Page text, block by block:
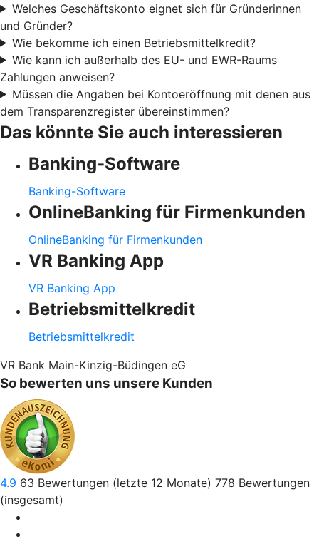
Welches Geschäftskonto eignet sich für Gründerinnen
und Gründer?
Wie bekomme ich einen Betriebsmittelkredit?
Wie kann ich außerhalb des EU- und EWR-Raums
Zahlungen anweisen?
Müssen die Angaben bei Kontoeröffnung mit denen aus
dem Transparenzregister übereinstimmen?
Das könnte Sie auch interessieren
Banking-Software
Banking-Software
OnlineBanking für Firmenkunden
OnlineBanking für Firmenkunden
VR Banking App
VR Banking App
Betriebsmittelkredit
Betriebsmittelkredit
VR Bank Main-Kinzig-Büdingen eG
So bewerten uns unsere Kunden
4.9 63 Bewertungen (letzte 12 Monate) 778 Bewertungen
(insgesamt)